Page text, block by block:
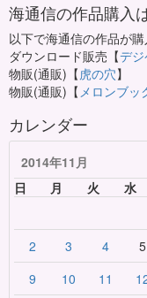
海通信の作品購入
以下で海通信の作品が購
ダウンロード販売【デジ
物販(通販)【虎の穴】
物販(通販)【 メロンブッ
カレンダー
2014年11月
日
月 火 水
2
3 4 5
9
10 11